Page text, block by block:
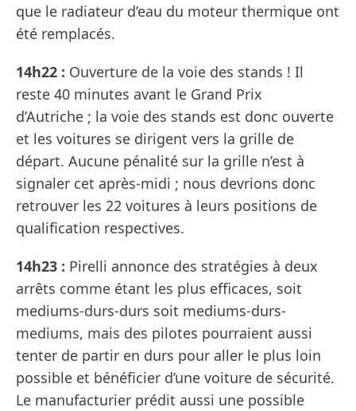
que le radiateur d’eau du moteur thermique ont
été remplacés.
14h22 : Ouverture de la voie des stands ! Il
reste 40 minutes avant le Grand Prix
d’Autriche ; la voie des stands est donc ouverte
et les voitures se dirigent vers la grille de
départ. Aucune pénalité sur la grille n’est à
signaler cet après-midi ; nous devrions donc
retrouver les 22 voitures à leurs positions de
qualification respectives.
14h23 : Pirelli annonce des stratégies à deux
arrêts comme étant les plus efficaces, soit
mediums-durs-durs soit mediums-durs-
mediums, mais des pilotes pourraient aussi
tenter de partir en durs pour aller le plus loin
possible et bénéficier d’une voiture de sécurité.
Le manufacturier prédit aussi une possible